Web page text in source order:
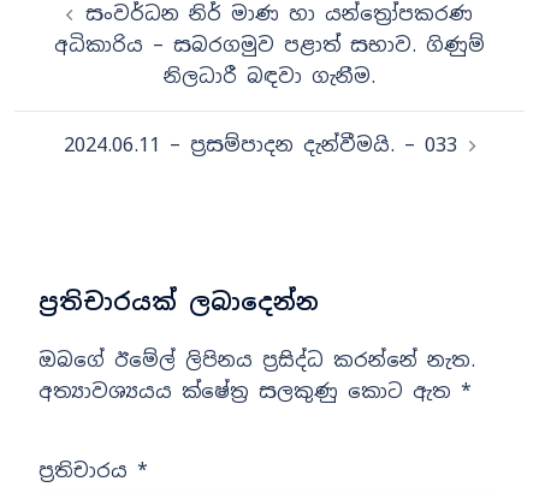
navigation
සංවර්ධන නිර් මාණ හා යන්ත්‍රෝපකරණ
අධිකාරිය – සබරගමුව පළාත් සභාව. ගිණුම්
නිලධාරී බඳවා ගැනීම.
2024.06.11 – ප්‍රසම්පාදන දැන්වීමයි. – 033
ප්‍රතිචාරයක් ලබාදෙන්න
ඔබගේ ඊමේල් ලිපිනය ප්‍රසිද්ධ කරන්නේ නැත.
අත්‍යාවශ්‍යයය ක්ෂේත්‍ර සලකුණු කොට ඇත *
ප්‍රතිචාරය *